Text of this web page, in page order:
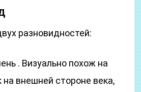
разновидностей:
. Визуально похож на
внешней стороне века,